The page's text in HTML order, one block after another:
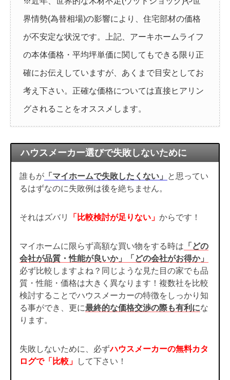
界情勢(為替相場)の影響により、住宅部材の価格
が不安定な状況です。上記、アーキホームライフ
の本体価格・平均坪単価に関してもできる限り正
確にお伝えしていますが、あくまで目安としてお
考え下さい。正確な価格については直接ヒアリン
グされることをオススメします。
ハウスメーカー選びで失敗しないために
誰もが 「マイホームで失敗したくない」
と思ってい
るはずなのに失敗例は後を絶ちません。
それはズバリ 「比較検討が足りない」 からです！
マイホームに限らず高額な買い物をする時は 「どの
会社が品質・性能が良いか」「どの会社がお得か」
必ず比較しますよね？同じような見た目の家でも品
質・性能・価格は大きく異なります！複数社を比較
検討することでハウスメーカーの特徴をしっかり知
る事ができ、更に最終的な価格交渉の際も有利にな
ります。
失敗しないために、必ずハウスメーカーの無料カタ
ログで「比較」
して下さい！